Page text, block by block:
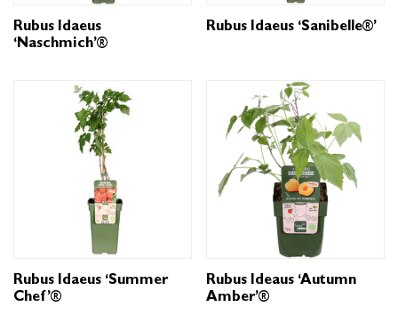
Rubus Idaeus
‘Naschmich’®
Rubus Idaeus ‘Sanibelle®’
Rubus Idaeus ‘Summer
Chef’®
Rubus Ideaus ‘Autumn
Amber’®